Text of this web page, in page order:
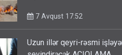
7 Avqust 17:52
Uzun illər qeyri-rəsmi